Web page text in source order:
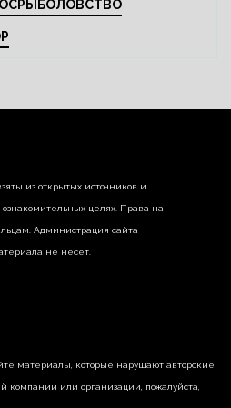
из открытых источников и
целях. Права на
Администрация сайта
не несет.
материалы, которые нарушают авторские
или организации, пожалуйста,